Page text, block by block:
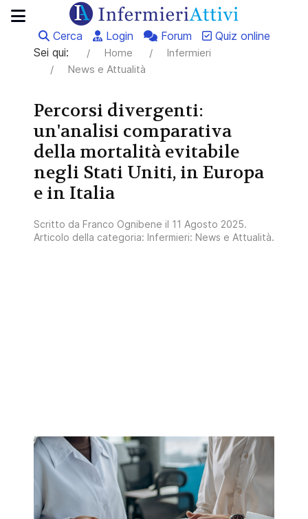
Cerca Login Forum
Quiz online
Sei qui:
Home
Infermieri
News e Attualità
Percorsi divergenti:
un'analisi comparativa
della mortalità evitabile
negli Stati Uniti, in Europa
e in Italia
Scritto da Franco Ognibene il 11 Agosto 2025.
Articolo della categoria: Infermieri: News e Attualità.